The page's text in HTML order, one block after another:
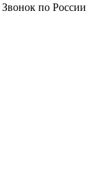
Звонок по России